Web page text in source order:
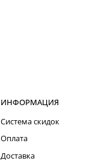
ИНФОРМАЦИЯ
Система скидок
Оплата
Доставка